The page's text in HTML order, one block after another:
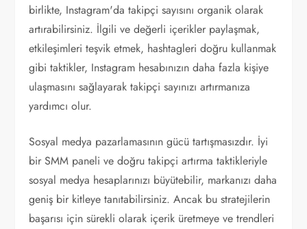
birlikte, Instagram'da takipçi sayısını organik olarak
artırabilirsiniz. İlgili ve değerli içerikler paylaşmak,
etkileşimleri teşvik etmek, hashtagleri doğru kullanmak
gibi taktikler, Instagram hesabınızın daha fazla kişiye
ulaşmasını sağlayarak takipçi sayınızı artırmanıza
yardımcı olur.
Sosyal medya pazarlamasının gücü tartışmasızdır. İyi
bir SMM paneli ve doğru takipçi artırma taktikleriyle
sosyal medya hesaplarınızı büyütebilir, markanızı daha
geniş bir kitleye tanıtabilirsiniz. Ancak bu stratejilerin
başarısı için sürekli olarak içerik üretmeye ve trendleri